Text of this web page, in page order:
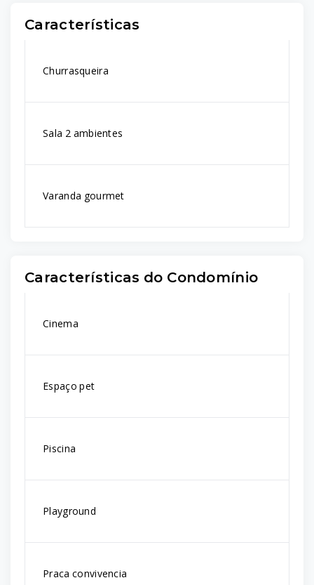
Características
Churrasqueira
Sala 2 ambientes
Varanda gourmet
Características do Condomínio
Cinema
Espaço pet
Piscina
Playground
Praca convivencia